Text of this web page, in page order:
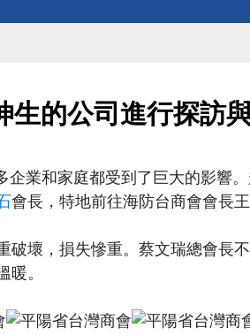
生的公司進行探訪
企業和家庭都受到了巨大的影響
會長，特地前往海防台商會會長
破壞，損失慘重。蔡文瑞總會長
。